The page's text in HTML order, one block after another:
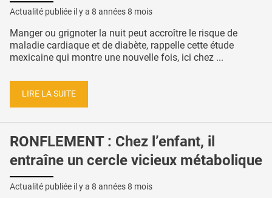
Actualité publiée il y a 8 années 8 mois
Manger ou grignoter la nuit peut accroître le risque de
maladie cardiaque et de diabète, rappelle cette étude
mexicaine qui montre une nouvelle fois, ici chez ...
LIRE LA SUITE
RONFLEMENT : Chez l’enfant, il
entraîne un cercle vicieux métabolique
Actualité publiée il y a 8 années 8 mois